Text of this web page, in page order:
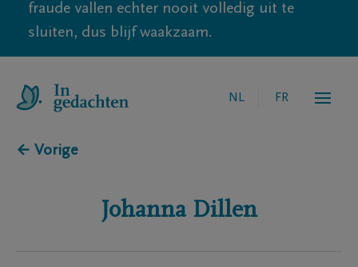
fraude vallen echter nooit volledig uit te
sluiten, dus blijf waakzaam.
NL FR
← Vorige
Johanna Dillen